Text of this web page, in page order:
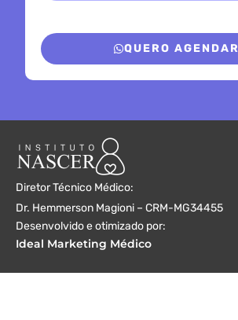
QUERO AGENDAR
Diretor Técnico Médico:
Dr. Hemmerson Magioni – CRM-MG34455
Desenvolvido e otimizado por:
Ideal Marketing Médico